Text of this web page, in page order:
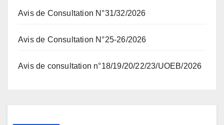
Avis de Consultation N°31/32/2026
Avis de Consultation N°25-26/2026
Avis de consultation n°18/19/20/22/23/UOEB/2026